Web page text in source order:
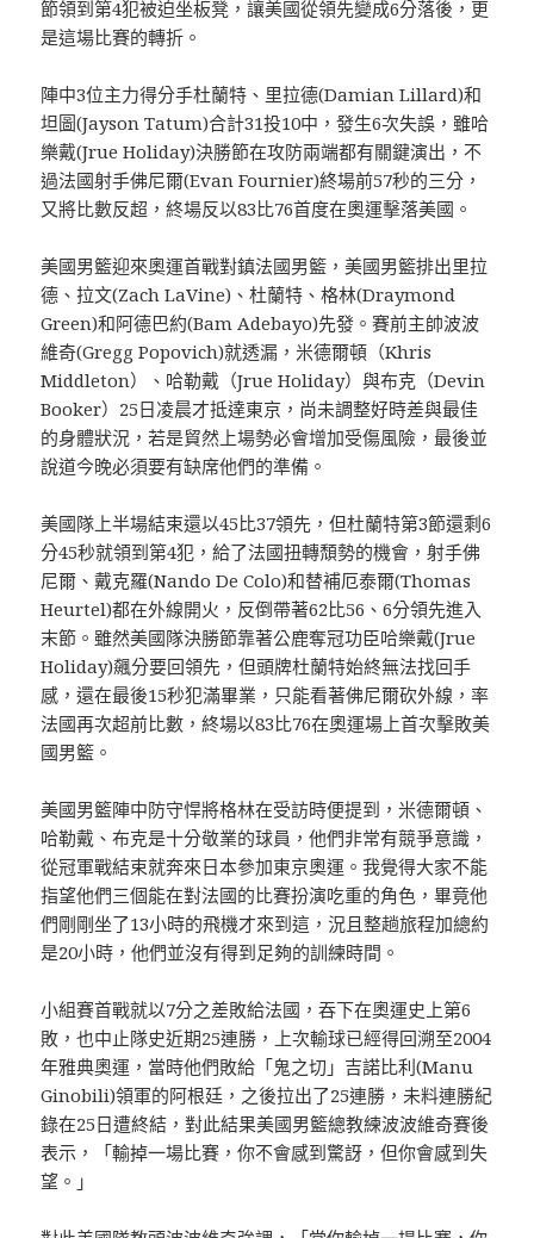
節領到第4犯被迫坐板凳，讓美國從領先變成6分落後，更
是這場比賽的轉折。
陣中3位主力得分手杜蘭特、里拉德(Damian Lillard)和
坦圖(Jayson Tatum)合計31投10中，發生6次失誤，雖哈
樂戴(Jrue Holiday)決勝節在攻防兩端都有關鍵演出，不
過法國射手佛尼爾(Evan Fournier)終場前57秒的三分，
又將比數反超，終場反以83比76首度在奧運擊落美國。
美國男籃迎來奧運首戰對鎮法國男籃，美國男籃排出里拉
德、拉文(Zach LaVine)、杜蘭特、格林(Draymond
Green)和阿德巴約(Bam Adebayo)先發。賽前主帥波波
維奇(Gregg Popovich)就透漏，米德爾頓（Khris
Middleton）、哈勒戴（Jrue Holiday）與布克（Devin
Booker）25日凌晨才抵達東京，尚未調整好時差與最佳
的身體狀況，若是貿然上場勢必會增加受傷風險，最後並
說道今晚必須要有缺席他們的準備。
美國隊上半場結束還以45比37領先，但杜蘭特第3節還剩6
分45秒就領到第4犯，給了法國扭轉頹勢的機會，射手佛
尼爾、戴克羅(Nando De Colo)和替補厄泰爾(Thomas
Heurtel)都在外線開火，反倒帶著62比56、6分領先進入
末節。雖然美國隊決勝節靠著公鹿奪冠功臣哈樂戴(Jrue
Holiday)飆分要回領先，但頭牌杜蘭特始終無法找回手
感，還在最後15秒犯滿畢業，只能看著佛尼爾砍外線，率
法國再次超前比數，終場以83比76在奧運場上首次擊敗美
國男籃。
美國男籃陣中防守悍將格林在受訪時便提到，米德爾頓、
哈勒戴、布克是十分敬業的球員，他們非常有競爭意識，
從冠軍戰結束就奔來日本參加東京奧運。我覺得大家不能
指望他們三個能在對法國的比賽扮演吃重的角色，畢竟他
們剛剛坐了13小時的飛機才來到這，況且整趟旅程加總約
是20小時，他們並沒有得到足夠的訓練時間。
小組賽首戰就以7分之差敗給法國，吞下在奧運史上第6
敗，也中止隊史近期25連勝，上次輸球已經得回溯至2004
年雅典奧運，當時他們敗給「鬼之切」吉諾比利(Manu
Ginobili)領軍的阿根廷，之後拉出了25連勝，未料連勝紀
錄在25日遭終結，對此結果美國男籃總教練波波維奇賽後
表示，「輸掉一場比賽，你不會感到驚訝，但你會感到失
望。」